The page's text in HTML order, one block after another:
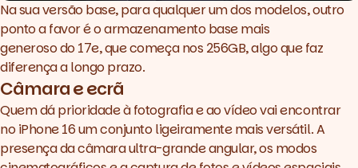
Na sua versão base, para qualquer um dos modelos, outro
ponto a favor é o armazenamento base mais
generoso do 17e, que começa nos 256GB, algo que faz
diferença a longo prazo.
Câmara e ecrã
Quem dá prioridade à fotografia e ao vídeo vai encontrar
no iPhone 16 um conjunto ligeiramente mais versátil. A
presença da câmara ultra-grande angular, os modos